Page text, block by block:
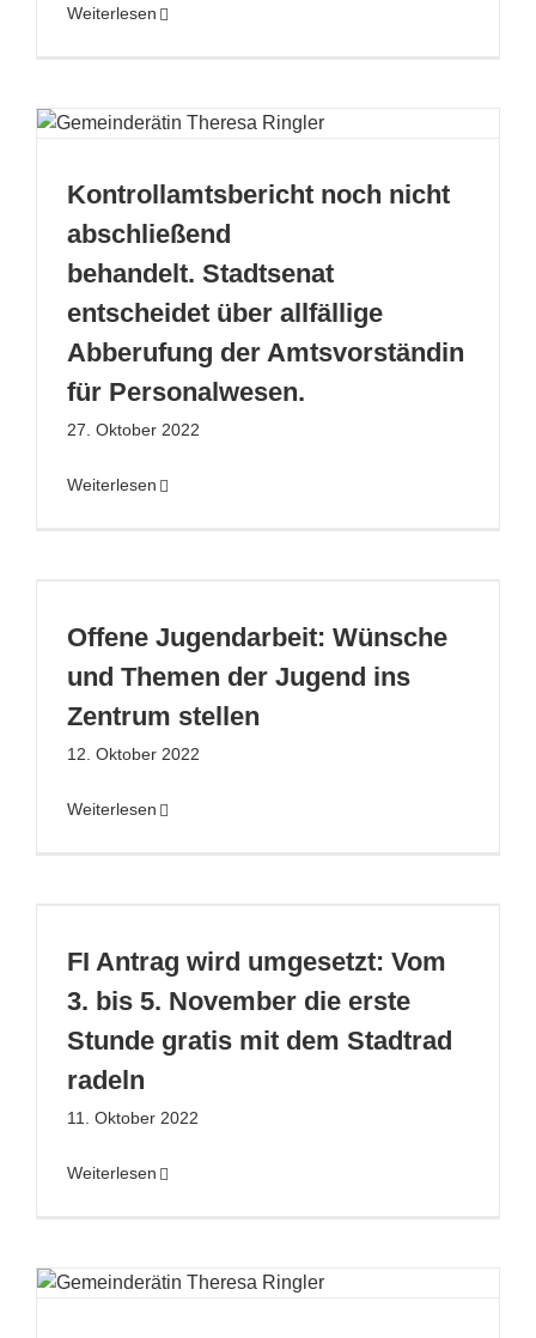
Weiterlesen
Kontrollamtsbericht noch nicht
abschließend
behandelt. Stadtsenat
entscheidet über allfällige
Abberufung der Amtsvorständin
für Personalwesen.
27. Oktober 2022
Weiterlesen
Offene Jugendarbeit: Wünsche
und Themen der Jugend ins
Zentrum stellen
12. Oktober 2022
Weiterlesen
FI Antrag wird umgesetzt: Vom
3. bis 5. November die erste
Stunde gratis mit dem Stadtrad
radeln
11. Oktober 2022
Weiterlesen